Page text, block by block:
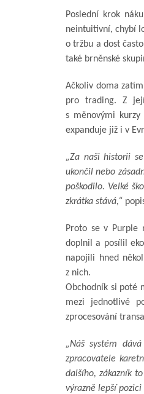
Poslední krok
neintuitivní, chybí
o tržbu a dost
také brněnské
Ačkoliv doma
pro trading. Z její
s měnovými
expanduje již i v
„Za naši historii
ukončil nebo
poškodilo. Velké
zkrátka stává,“
Proto se v Purple
doplnil a posílil
napojili hned
z nich.
Obchodník si poté
mezi jednotlivé
zprocesování
„Náš systém
zpracovatele
dalšího, zákazník
výrazně lepší